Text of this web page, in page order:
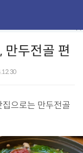
만두전골 편
으로는 만두전골